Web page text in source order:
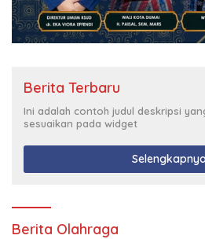
Berita Terbaru
Ini adalah contoh judul deskripsi
sesuaikan pada widget
Selengkapnya
Berita Olahraga